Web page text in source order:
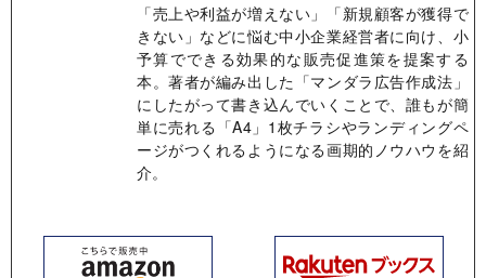
「売上や利益が増えない」「新規顧客が獲得で
きない」などに悩む中小企業経営者に向け、小
予算でできる効果的な販売促進策を提案する
本。著者が編み出した「マンダラ広告作成法」
にしたがって書き込んでいくことで、誰もが簡
単に売れる「A4」1枚チラシやランディングペ
ージがつくれるようになる画期的ノウハウを紹
介。